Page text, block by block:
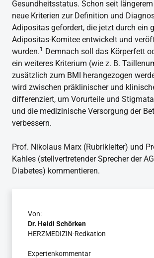
Gesundheitsstatus. Schon seit
neue Kriterien zur Definition und
Adipositas gefordert, die jetzt durch ein
Adipositas-Komitee entwickelt und
wurden.1 Demnach soll das Körperfett
ein weiteres Kriterium (wie z. B.
zusätzlich zum BMI herangezogen
wird zwischen präklinischer und
differenziert, um Vorurteile und
und die medizinische Versorgung der
verbessern.
Prof. Nikolaus Marx (Rubrikleiter) und
Kahles (stellvertretender Sprecher der
Diabetes) kommentieren.
Von:
Dr. Heidi Schörken
HERZMEDIZIN-Redkation
Expertenkommentar